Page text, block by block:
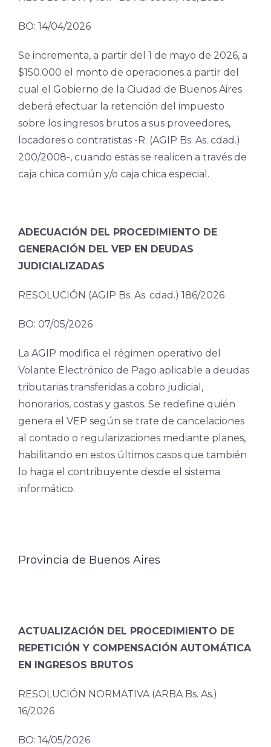
BO: 14/04/2026
Se incrementa, a partir del 1 de mayo de 2026, a
$150.000 el monto de operaciones a partir del
cual el Gobierno de la Ciudad de Buenos Aires
deberá efectuar la retención del impuesto
sobre los ingresos brutos a sus proveedores,
locadores o contratistas -R. (AGIP Bs. As. cdad.)
200/2008-, cuando estas se realicen a través de
caja chica común y/o caja chica especial.
ADECUACIÓN DEL PROCEDIMIENTO DE
GENERACIÓN DEL VEP EN DEUDAS
JUDICIALIZADAS
RESOLUCIÓN (AGIP Bs. As. cdad.) 186/2026
BO: 07/05/2026
La AGIP modifica el régimen operativo del
Volante Electrónico de Pago aplicable a deudas
tributarias transferidas a cobro judicial,
honorarios, costas y gastos. Se redefine quién
genera el VEP según se trate de cancelaciones
al contado o regularizaciones mediante planes,
habilitando en estos últimos casos que también
lo haga el contribuyente desde el sistema
informático.
Provincia de Buenos Aires
ACTUALIZACIÓN DEL PROCEDIMIENTO DE
REPETICIÓN Y COMPENSACIÓN AUTOMÁTICA
EN INGRESOS BRUTOS
RESOLUCIÓN NORMATIVA (ARBA Bs. As.)
16/2026
BO: 14/05/2026